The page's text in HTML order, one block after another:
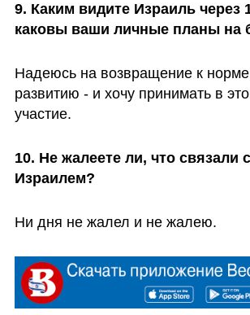
9. Каким видите Израиль через
каковы ваши личные планы на
Надеюсь на возвращение к
развитию - и хочу принимать в
участие.
10. Не жалеете ли, что связали
Израилем?
Ни дня не жалел и не жалею.